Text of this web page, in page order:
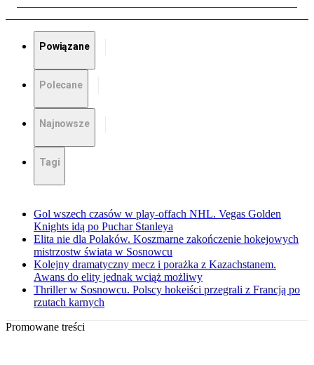
Powiązane
Polecane
Najnowsze
Tagi
Gol wszech czasów w play-offach NHL. Vegas Golden
Knights idą po Puchar Stanleya
Elita nie dla Polaków. Koszmarne zakończenie hokejowych
mistrzostw świata w Sosnowcu
Kolejny dramatyczny mecz i porażka z Kazachstanem.
Awans do elity jednak wciąż możliwy
Thriller w Sosnowcu. Polscy hokeiści przegrali z Francją po
rzutach karnych
Promowane treści